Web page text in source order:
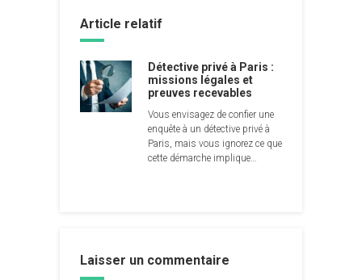
Article relatif
Détective privé à Paris :
missions légales et
preuves recevables
Vous envisagez de confier une
enquête à un détective privé à
Paris, mais vous ignorez ce que
cette démarche implique…
Laisser un commentaire